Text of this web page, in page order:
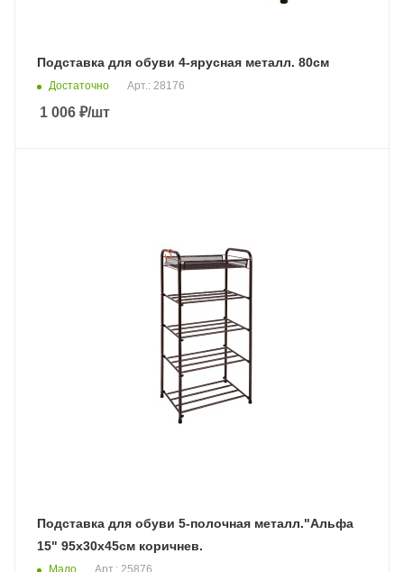
Подставка для обуви 4-ярусная металл. 80см
Достаточно Арт.: 28176
1 006 ₽/шт
Подставка для обуви 5-полочная металл."Альфа
15" 95х30х45см коричнев.
Мало Арт.: 25876